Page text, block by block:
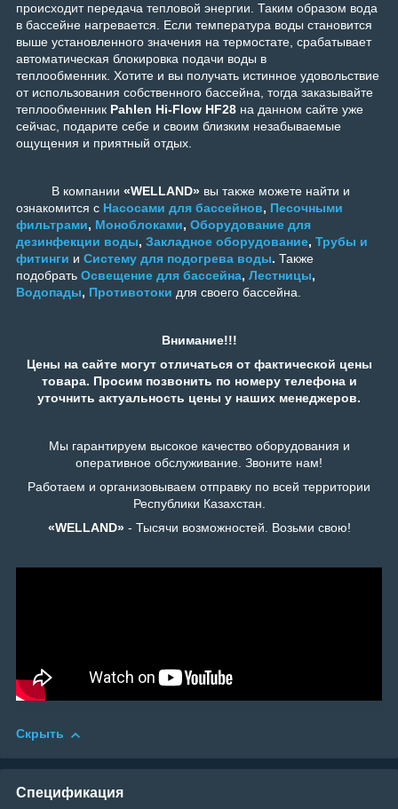
происходит передача тепловой энергии. Таким образом вода
в бассейне нагревается. Если температура воды становится
выше установленного значения на термостате, срабатывает
автоматическая блокировка подачи воды в
теплообменник. Хотите и вы получать истинное удовольствие
от использования собственного бассейна, тогда заказывайте
теплообменник Pahlen Hi-Flow HF28 на данном сайте уже
сейчас, подарите себе и своим близким незабываемые
ощущения и приятный отдых.
В компании «WELLAND» вы также можете найти и
ознакомится с Насосами для бассейнов, Песочными
фильтрами, Моноблоками, Оборудование для
дезинфекции воды, Закладное оборудование, Трубы и
фитинги и Систему для подогрева воды. Также
подобрать Освещение для бассейна, Лестницы,
Водопады, Противотоки для своего бассейна.
Внимание!!!
Цены на сайте могут отличаться от фактической цены
товара. Просим позвонить по номеру телефона и
уточнить актуальность цены у наших менеджеров.
Мы гарантируем высокое качество оборудования и
оперативное обслуживание. Звоните нам!
Работаем и организовываем отправку по всей территории
Республики Казахстан.
«WELLAND»- Тысячи возможностей. Возьми свою!
Скрыть
Спецификация